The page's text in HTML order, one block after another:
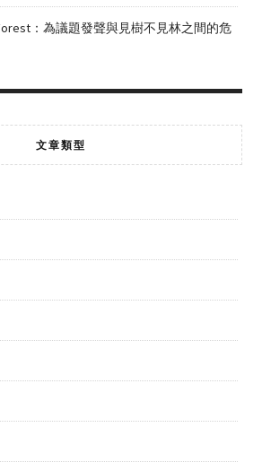
：為議題發聲與見樹不見林之間的危
文章類型